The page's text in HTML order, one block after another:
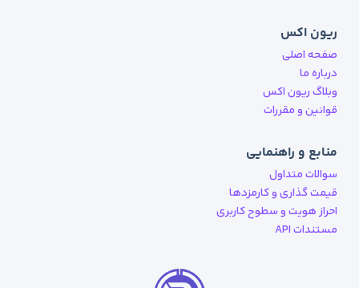
ریون اکس
صفحه اصلی
درباره ما
وبلاگ ریون اکس
قوانین و مقررات
منابع و راهنمایی
سوالات متداول
قیمت گذاری و کارمزدها
احراز هویت و سطوح کاربری
مستندات API